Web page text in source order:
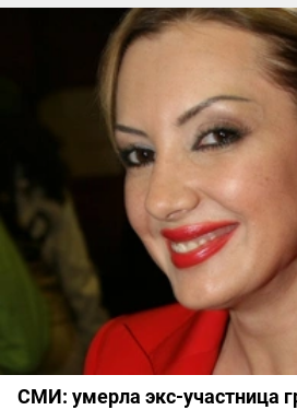
СМИ: умерла экс-участница